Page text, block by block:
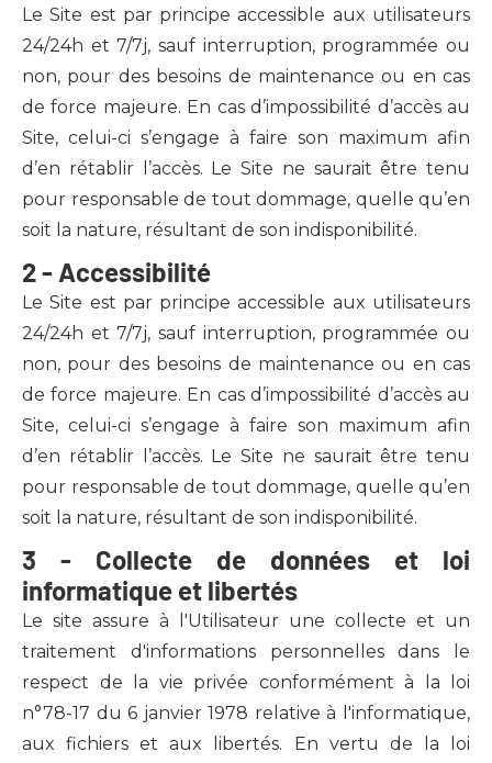
Le Site est par principe accessible aux utilisateurs
24/24h et 7/7j, sauf interruption, programmée ou
non, pour des besoins de maintenance ou en cas
de force majeure. En cas d’impossibilité d’accès au
Site, celui-ci s’engage à faire son maximum afin
d’en rétablir l’accès. Le Site ne saurait être tenu
pour responsable de tout dommage, quelle qu’en
soit la nature, résultant de son indisponibilité.
2 - Accessibilité
Le Site est par principe accessible aux utilisateurs
24/24h et 7/7j, sauf interruption, programmée ou
non, pour des besoins de maintenance ou en cas
de force majeure. En cas d’impossibilité d’accès au
Site, celui-ci s’engage à faire son maximum afin
d’en rétablir l’accès. Le Site ne saurait être tenu
pour responsable de tout dommage, quelle qu’en
soit la nature, résultant de son indisponibilité.
3 - Collecte de données et loi
informatique et libertés
Le site assure à l'Utilisateur une collecte et un
traitement d'informations personnelles dans le
respect de la vie privée conformément à la loi
n°78-17 du 6 janvier 1978 relative à l'informatique,
aux fichiers et aux libertés. En vertu de la loi